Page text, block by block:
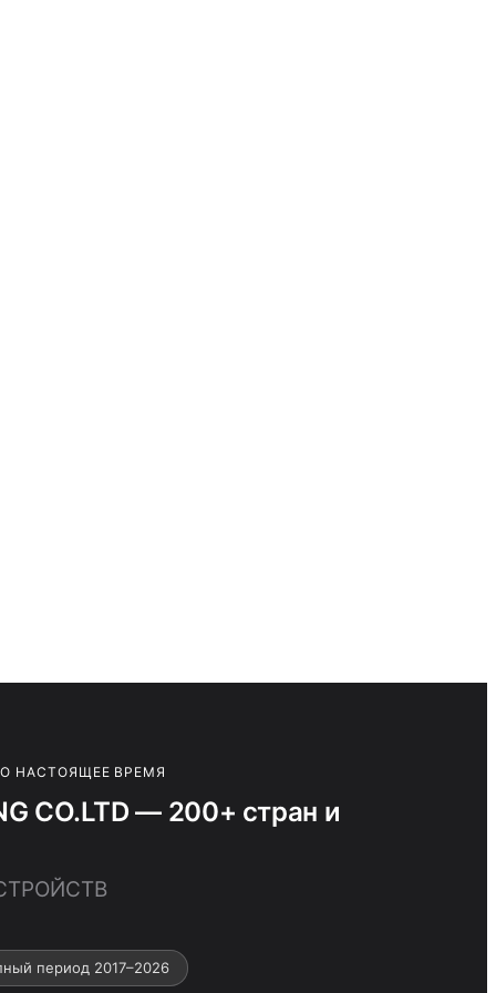
НАСТОЯЩЕЕ ВРЕМЯ
CO.LTD — 200+ стран и
период 2017–2026